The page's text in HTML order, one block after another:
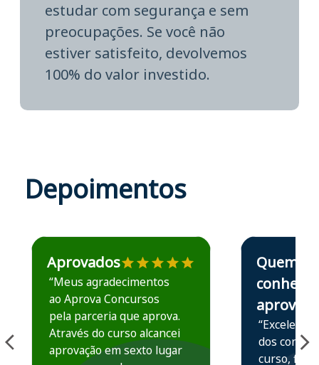
estudar com segurança e sem
preocupações. Se você não
estiver satisfeito, devolvemos
100% do valor investido.
Depoimentos
Estudante José recomenda o Aprova Concursos em
Aprovados
“Meus agradecimentos
ao Aprova Concursos
pela parceria que aprova.
Através do curso alcancei
aprovação em sexto lugar
Estudante Elais
Quem
conhece,
aprova
“Excelente
dos
curso,